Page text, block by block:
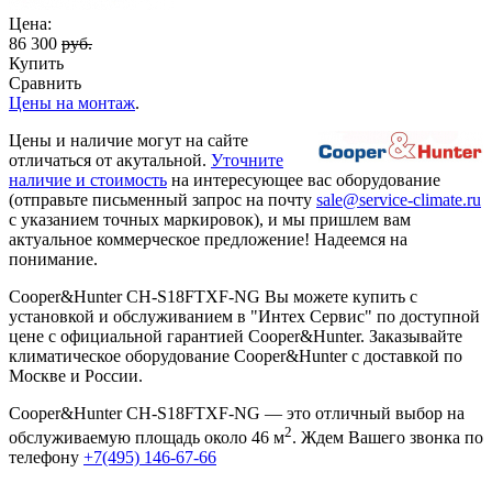
Цена:
86 300 руб.
Купить
Сравнить
Цены на монтаж.
Цены и наличие могут на сайте
отличаться от акутальной. Уточните
наличие и стоимость на интересующее вас оборудование
(отправьте письменный запрос на почту sale@service-climate.ru
с указанием точных маркировок), и мы пришлем вам
актуальное коммерческое предложение! Надеемся на
понимание.
Cooper&Hunter CH-S18FTXF-NG Вы можете купить с
установкой и обслуживанием в "Интех Сервис" по доступной
цене с официальной гарантией Cooper&Hunter. Заказывайте
климатическое оборудование Cooper&Hunter с доставкой по
Москве и России.
Cooper&Hunter CH-S18FTXF-NG — это отличный выбор на
обслуживаемую площадь около 46 м2. Ждем Вашего звонка по
телефону +7(495) 146-67-66